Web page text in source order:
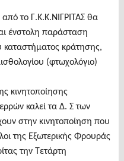
το Γ.Κ.Κ.ΝΙΓΡΙΤΑΣ θα
ένστολη παράσταση
καταστήματος κράτησης,
(φτωχολόγιο)
κινητοποίησης
καλεί τα Δ. Σ των
στην κινητοποίηση που
της Εξωτερικής Φρουράς
την Τετάρτη